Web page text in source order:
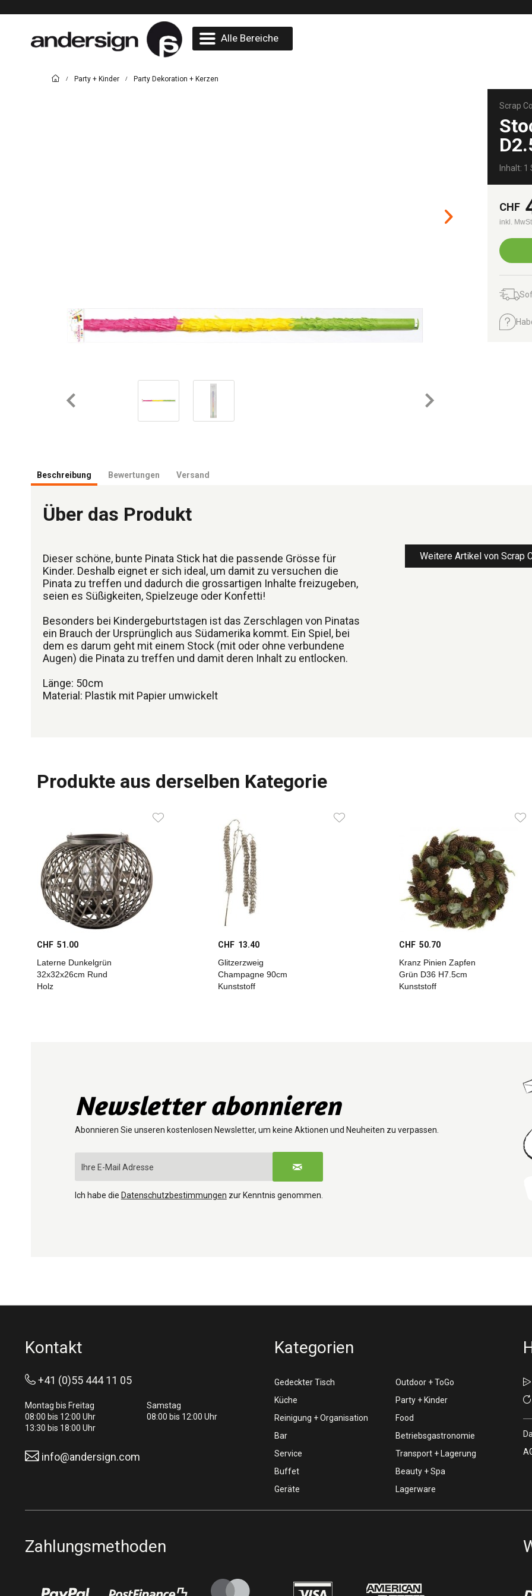
Alle Bereiche
/ Party + Kinder / Party Dekoration + Kerzen
Scrap
Inhalt: 1
CHF
inkl.
Beschreibung Bewertungen Versand
Über das Produkt
Dieser schöne, bunte Pinata Stick hat die passende Grösse für
Kinder. Deshalb eignet er sich ideal, um damit zu versuchen die
Pinata zu treffen und dadurch die grossartigen Inhalte freizugeben,
seien es Süßigkeiten, Spielzeuge oder Konfetti!
Besonders bei Kindergeburtstagen ist das Zerschlagen von Pinatas
ein Brauch der Ursprünglich aus Südamerika kommt. Ein Spiel, bei
dem es darum geht mit einem Stock (mit oder ohne verbundene
Augen) die Pinata zu treffen und damit deren Inhalt zu entlocken.
Länge: 50cm
Material: Plastik mit Papier umwickelt
Weitere Artikel von Scrap
Produkte aus derselben Kategorie
CHF 51.00
Laterne Dunkelgrün
32x32x26cm Rund
Holz
CHF 13.40
Glitzerzweig
Champagne 90cm
Kunststoff
CHF 50.70
Kranz Pinien Zapfen
Grün D36 H7.5cm
Kunststoff
Newsletter abonnieren
Abonnieren Sie unseren kostenlosen Newsletter, um keine Aktionen und Neuheiten zu verpassen.
Ich habe die Datenschutzbestimmungen zur Kenntnis genommen.
Kontakt
+41 (0)55 444 11 05
Montag bis Freitag
08:00 bis 12:00 Uhr
13:30 bis 18:00 Uhr
Samstag
08:00 bis 12:00 Uhr
info@andersign.com
Kategorien
Gedeckter Tisch
Outdoor + ToGo
Küche
Party + Kinder
Reinigung + Organisation
Food
Bar
Betriebsgastronomie
Service
Transport + Lagerung
Buffet
Beauty + Spa
Geräte
Lagerware
Zahlungsmethoden